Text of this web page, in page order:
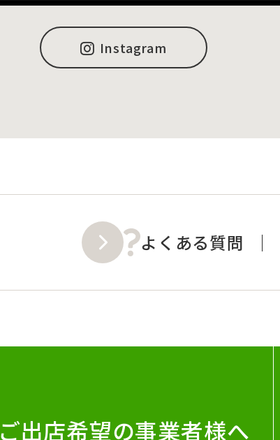
Instagram
よくある質問
ご出店希望の事業者様へ